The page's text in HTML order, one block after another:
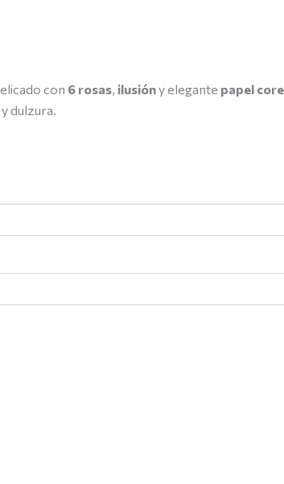
con 6 rosas, ilusióny elegante papel
dulzura.